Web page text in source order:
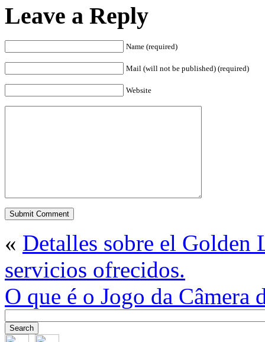
Leave a Reply
Name (required)
Mail (will not be published) (required)
Website
« Detalles sobre el Golden
servicios ofrecidos.
O que é o Jogo da Câmera